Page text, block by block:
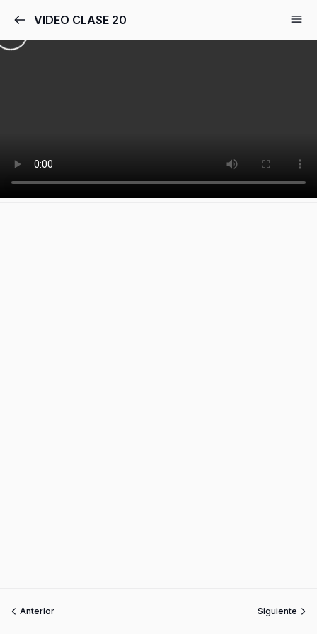
VIDEO CLASE 20
Anterior Siguiente